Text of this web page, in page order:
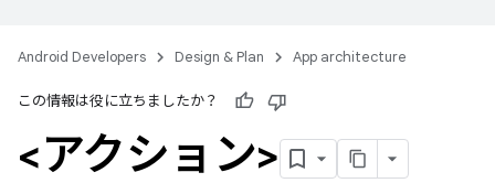
Android Developers Design & Plan App architecture
この情報は役に立ちましたか？
<アクション>